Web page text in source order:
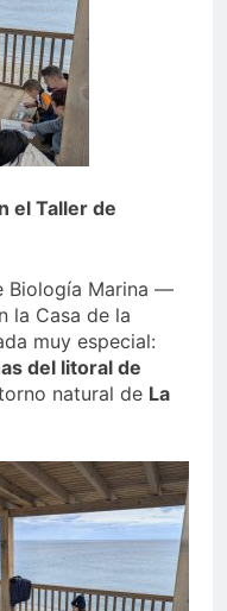
con éxito
y el
del
renuevan
de colaboración
para
feria. Ojo si vas
despide por todo
el Taller de
Biología Marina —
la Casa de la
muy especial:
del litoral de
natural de La